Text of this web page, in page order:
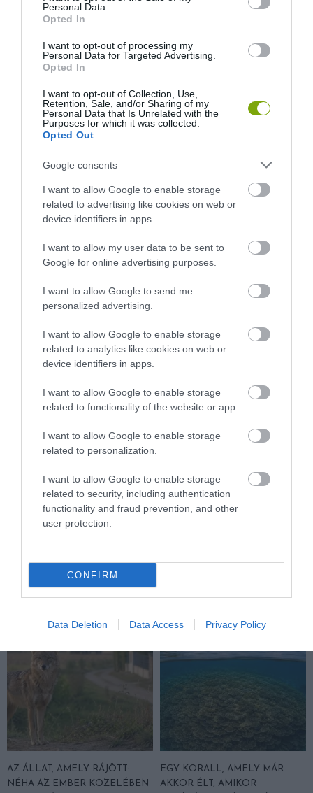
Personal Data.
Opted In
I want to opt-out of processing my
Personal Data for Targeted Advertising.
Opted In
I want to opt-out of Collection, Use,
Retention, Sale, and/or Sharing of my
Personal Data that Is Unrelated with the
Purposes for which it was collected.
Opted Out
Google consents
I want to allow Google to enable storage
related to advertising like cookies on web or
device identifiers in apps.
I want to allow my user data to be sent to
Google for online advertising purposes.
I want to allow Google to send me
personalized advertising.
I want to allow Google to enable storage
related to analytics like cookies on web or
device identifiers in apps.
I want to allow Google to enable storage
related to functionality of the website or app.
I want to allow Google to enable storage
related to personalization.
I want to allow Google to enable storage
related to security, including authentication
functionality and fraud prevention, and other
user protection.
CONFIRM
Data Deletion Data Access Privacy Policy
MOST MÁR GONDOLKODNI IS
A VADÁLLATOK VÉDELMÉT
2026-07-27
LELEPLEZHET A
TERMÉSZETVÉDELEMBEN
EGY APRÓ SÓLYOM TUD
AMIT A REPÜLŐGÉPEK MÉG
CSAK TANULNAK
A TEQUILA TITKOS HŐSEI
BEPORZÓK: DENEVÉREK
NÉLKÜL SZOMORÚBB LENNE
2026-07-10
LEHET, HOGY 20 MILLIÓ
ROVARFAJ ÉL A FÖLDÖN, ÉS A
JÖN A VADÁLLATOK
AZ ÁLLAT, AMELY RÁJÖTT:
NÉHA AZ EMBER KÖZELÉBEN
EGY KORALL, AMELY MÁR
AKKOR ÉLT, AMIKOR